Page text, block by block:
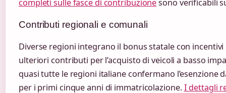
completi sulle fasce di contribuzionesono verificabili
Contributi regionali e comunali
Diverse regioni integrano il bonus statale con
ulteriori contributi per l’acquisto di veicoli a basso
quasi tutte le regioni italiane confermano l’esenzione
per i primi cinque anni di immatricolazione.I dettagli